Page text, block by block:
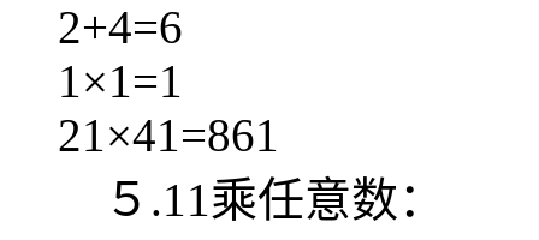
2+4=6
1×1=1
21×41=861
５.11乘任意数：